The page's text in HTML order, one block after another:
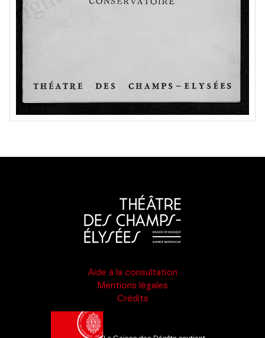
Aide à la consultation
Mentions légales
Crédits